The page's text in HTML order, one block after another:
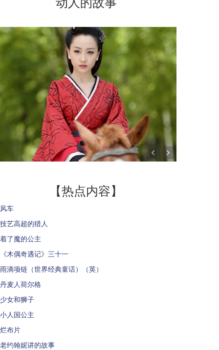
【热点内容】
风车
技艺高超的猎人
着了魔的公主
《木偶奇遇记》三十一
雨滴项链（世界经典童话）（英）
丹麦人荷尔格
少女和狮子
小人国公主
烂布片
老约翰妮讲的故事